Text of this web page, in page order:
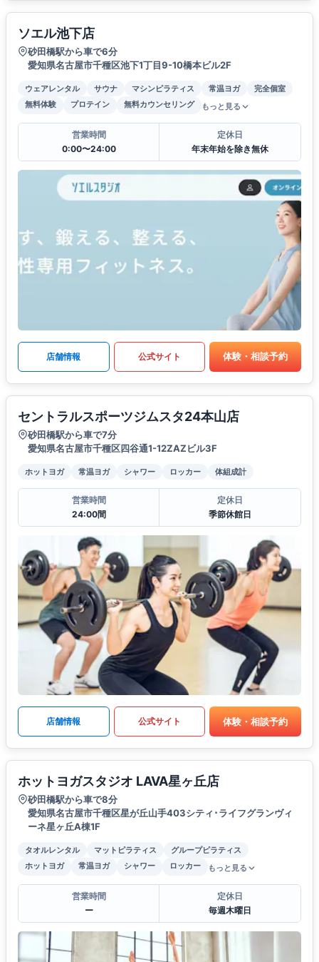
ソエル池下店
砂田橋駅から車で6分
愛知県名古屋市千種区池下1丁目9-10橋本ビル2F
ウェアレンタル サウナ マシンピラティス 常温ヨガ
完全個室
無料体験
プロテイン 無料カウンセリング もっと見る
営業時間
0:00〜24:00
定休日
年末年始を除き無休
店舗情報 公式サイト 体験・相談予約
セントラルスポーツジムスタ24本山店
砂田橋駅から車で7分
愛知県名古屋市千種区四谷通1-12ZAZビル3F
ホットヨガ 常温ヨガ シャワー ロッカー 体組成計
営業時間
24:00間
定休日
季節休館日
店舗情報 公式サイト 体験・相談予約
ホットヨガスタジオ LAVA星ヶ丘店
砂田橋駅から車で8分
愛知県名古屋市千種区星が丘山手403シティ･ライフグランヴィ
ーネ星ヶ丘A棟1F
タオルレンタル マットピラティス
グループピラティス
ホットヨガ
常温ヨガ シャワー ロッカー もっと見る
営業時間
ー
定休日
毎週木曜日